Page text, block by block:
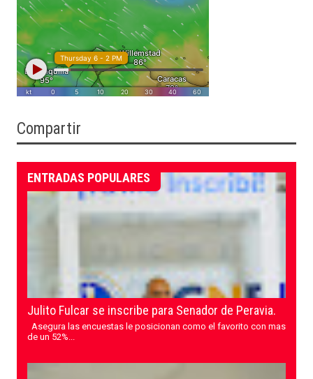
Compartir
ENTRADAS POPULARES
Julito Fulcar se inscribe para Senador de Peravia.
Asegura las encuestas le posicionan como el favorito con mas
de un 52%...